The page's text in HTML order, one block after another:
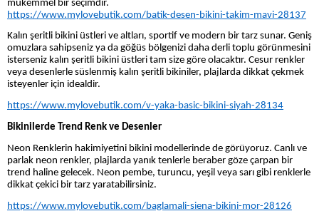
mükemmel bir seçimdir.
https://www.mylovebutik.com/batik-desen-bikini-takim-mavi-28137
Kalın şeritli bikini üstleri ve altları, sportif ve modern bir tarz sunar. Geniş
omuzlara sahipseniz ya da göğüs bölgenizi daha derli toplu görünmesini
isterseniz kalın şeritli bikini üstleri tam size göre olacaktır. Cesur renkler
veya desenlerle süslenmiş kalın şeritli bikiniler, plajlarda dikkat çekmek
isteyenler için idealdir.
https://www.mylovebutik.com/v-yaka-basic-bikini-siyah-28134
Bikinilerde Trend Renk ve Desenler
Neon Renklerin hakimiyetini bikini modellerinde de görüyoruz. Canlı ve
parlak neon renkler, plajlarda yanık tenlerle beraber göze çarpan bir
trend haline gelecek. Neon pembe, turuncu, yeşil veya sarı gibi renklerle
dikkat çekici bir tarz yaratabilirsiniz.
https://www.mylovebutik.com/baglamali-siena-bikini-mor-28126